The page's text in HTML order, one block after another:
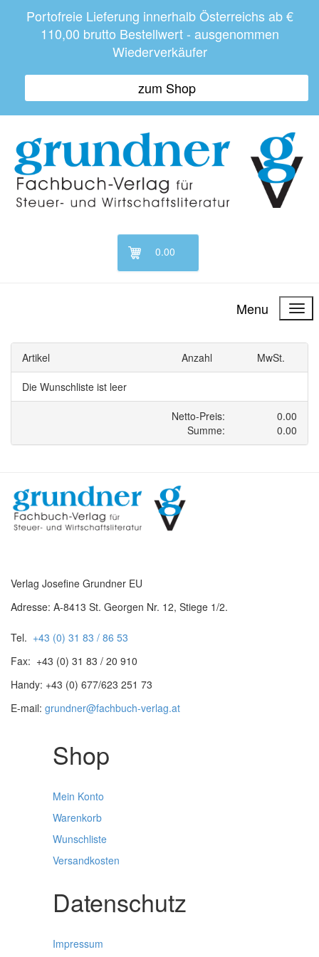
Portofreie Lieferung innerhalb Österreichs ab €
110,00 brutto Bestellwert - ausgenommen
Wiederverkäufer
zum Shop
0.00
Menu
Verlag Josefine Grundner EU
Adresse: A-8413 St. Georgen Nr. 12, Stiege 1/2.
Tel. +43 (0) 31 83 / 86 53
Fax: +43 (0) 31 83 / 20 910
Handy: +43 (0) 677/623 251 73
E-mail: grundner@fachbuch-verlag.at
Shop
Mein Konto
Warenkorb
Wunschliste
Versandkosten
Datenschutz
Impressum